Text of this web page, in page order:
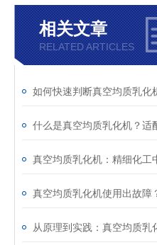
相关文章
RELATED ARTICLES